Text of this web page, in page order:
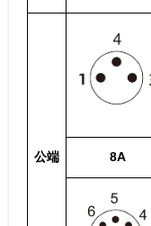
公端 8A